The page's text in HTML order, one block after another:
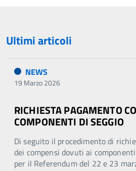
Ultimi articoli
NEWS
19 Marzo 2026
RICHIESTA PAGAMENTO
COMPONENTI DI SEGGIO
Di seguito il procedimento di
dei compensi dovuti ai
per il Referendum del 22 e 23